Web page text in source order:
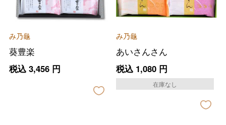
み乃龜
葵豊楽
税込 3,456円
み乃龜
あいさんさん
税込 1,080円
在庫なし